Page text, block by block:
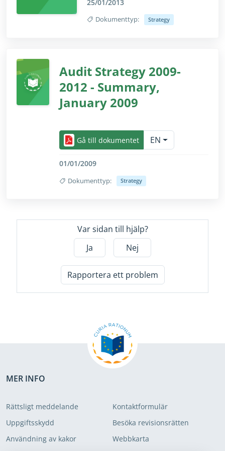
25/01/2013
Dokumenttyp: Strategy
Audit Strategy 2009-
2012 - Summary,
January 2009
Gå till dokumentet
EN
01/01/2009
Dokumenttyp: Strategy
Var sidan till hjälp?
Ja
Nej
Rapportera ett problem
MER INFO
Rättsligt meddelande
Kontaktformulär
Uppgiftsskydd
Besöka revisionsrätten
Användning av kakor
Webbkarta